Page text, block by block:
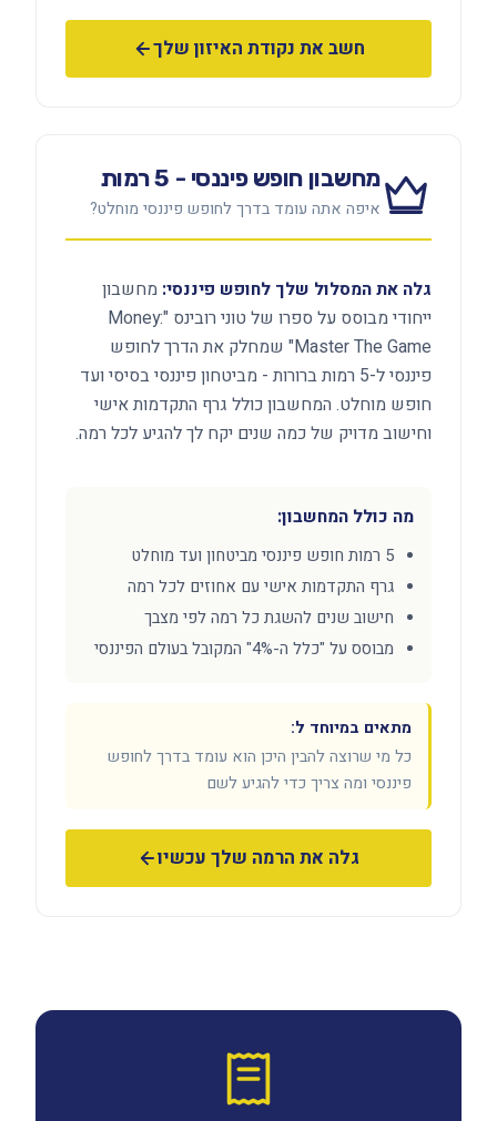
חשב את נקודת האיזון שלך
מחשבון חופש פיננסי - 5 רמות
איפה אתה עומד בדרך לחופש פיננסי מוחלט?
גלה את המסלול שלך לחופש פיננסי: מחשבון
ייחודי מבוסס על ספרו של טוני רובינס "Money:
Master The Game" שמחלק את הדרך לחופש
פיננסי ל-5 רמות ברורות - מביטחון פיננסי בסיסי ועד
חופש מוחלט. המחשבון כולל גרף התקדמות אישי
וחישוב מדויק של כמה שנים יקח לך להגיע לכל רמה.
מה כולל המחשבון:
5 רמות חופש פיננסי מביטחון ועד מוחלט
גרף התקדמות אישי עם אחוזים לכל רמה
חישוב שנים להשגת כל רמה לפי מצבך
מבוסס על "כלל ה-4%" המקובל בעולם הפיננסי
מתאים במיוחד ל:
כל מי שרוצה להבין היכן הוא עומד בדרך לחופש
פיננסי ומה צריך כדי להגיע לשם
גלה את הרמה שלך עכשיו